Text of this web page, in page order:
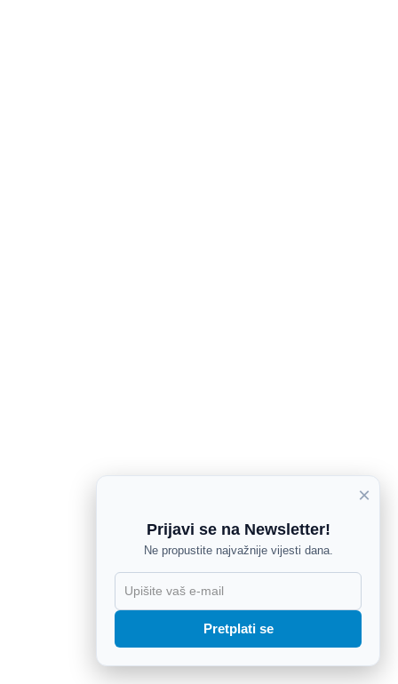
×
Prijavi se na Newsletter!
Ne propustite najvažnije vijesti dana.
Pretplati se